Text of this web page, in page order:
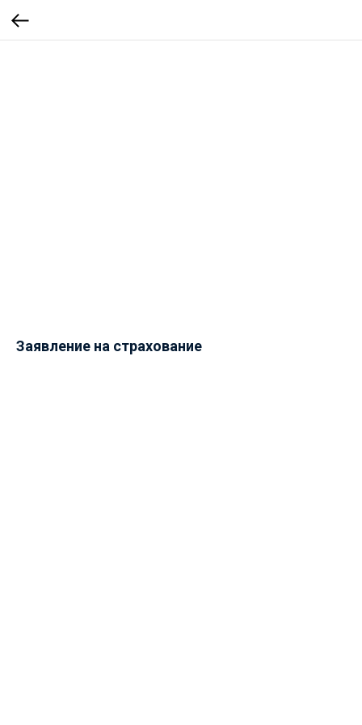
Заявление на страхование